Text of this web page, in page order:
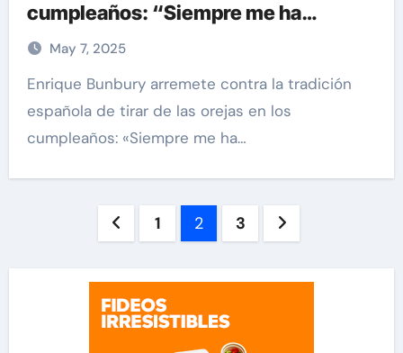
cumpleaños: “Siempre me ha
parecido una mierda”
May 7, 2025
Enrique Bunbury arremete contra la tradición
española de tirar de las orejas en los
cumpleaños: «Siempre me ha…
Paginación
entradas
1 2 3